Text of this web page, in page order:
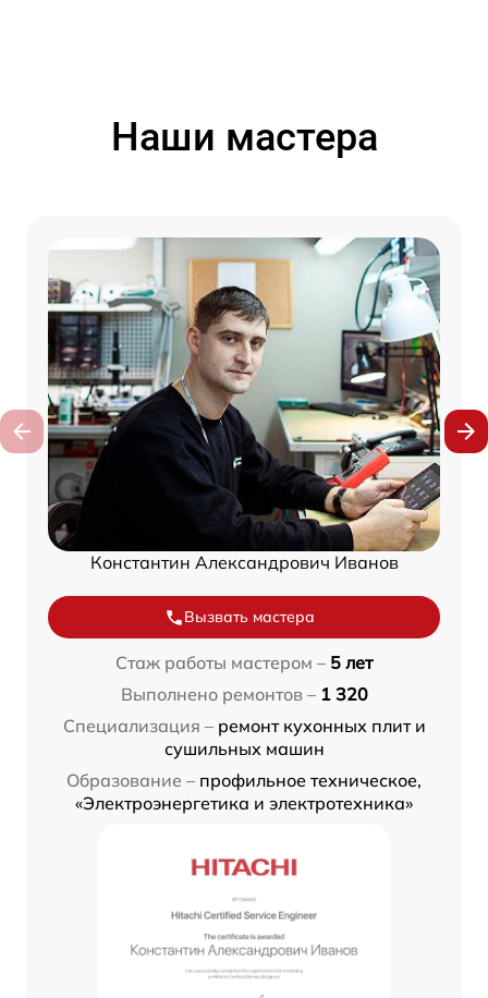
Наши мастера
Константин Александрович Иванов
Вызвать мастера
Стаж работы мастером – 5 лет
Выполнено ремонтов – 1 320
Специализация – ремонт кухонных плит и
сушильных машин
Образование – профильное техническое,
«Электроэнергетика и электротехника»